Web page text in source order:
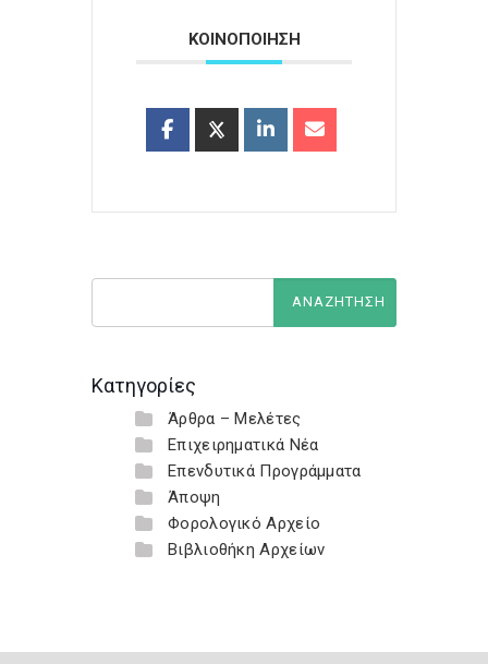
ΚΟΙΝΟΠΟΙΗΣΗ
Κατηγορίες
Άρθρα – Μελέτες
Επιχειρηματικά Νέα
Επενδυτικά Προγράμματα
Άποψη
Φορολογικό Αρχείο
Βιβλιοθήκη Αρχείων